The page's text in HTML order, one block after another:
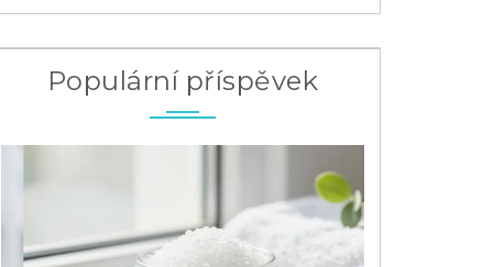
Populární příspěvek